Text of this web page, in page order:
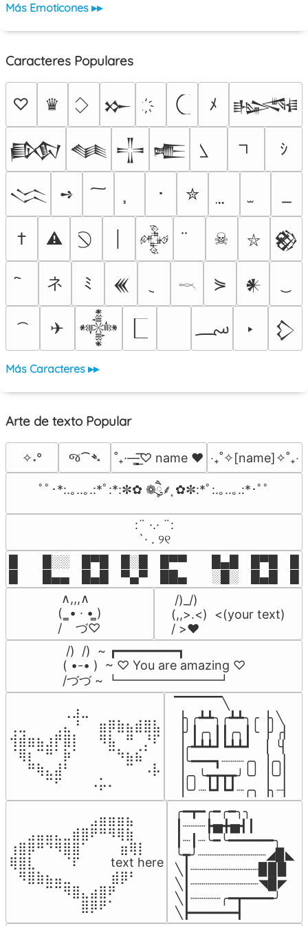
Más Emoticones ▸▸
Caracteres Populares
♡ ♛ 𒁍 ﾒ 𒈙
𒁃 𒈝 𒋲 𒍫 ｼ
𒈱 ➺ ･ ✮
† ⚠ 𒅒 ☠ ⛥ 𒆙
ネ ﾐ 𒌍 𓎖 ⋟ 𒀭
✈ 𒀱 ؄ ‣ 𒁷
Más Caracteres ▸▸
Arte de texto Popular
✧˖° જ⁀➴ ˚₊·—̳͟͞͞♡ name ♥️ ‎‧₊˚✧[name]✧˚₊‧
ﾟﾟ･*:.｡..｡.:*ﾟ:*:✼✿ ❁ཻུ۪۪⸙͎ ✿✼:*ﾟ:.｡..｡.:*･ﾟﾟ
⠀:¨ ·.· ¨:⠀
⠀ `· . ୨୧⠀
█  █░░ █▀█ █░█ █▀▀  █▄█ █▀█
█  █▄▄ █▄█ ▀▄▀ ██▄  ░█░ █▄█
∧,,,∧
(  ̳• · • ̳)
/    づ♡
/)_/)
(,,>.<)  <(your text)
/ >❤️
/)  /)  ~ ┏━━━━━━━━┓
( •-• )  ~ ♡ You are amazing ♡
/づづ ~ ┗━━━━━━━━┛
⠀⠀⠀⠀⠀⠀⢀⣰⣀⠀⠀⠀⠀⠀⠀⠀⠀
⢀⣀⠀⠀⠀⢀⣄⠘⠀⠀⣶⡿⣷⣦⣾⣿⣧
⢺⣾⣶⣦⣰⡟⣿⡇⠀⠀⠻⣧⠀⠛⠀⡘⠏
⠈⢿⡆⠉⠛⠁⡷⠁⠀⠀⠀⠉⠳⣦⣮⠁⠀
⠀⠀⠛⢷⣄⣼⠃⠀⠀⠀⠀⠀⠀⠉⠀⠠⡧
⠀⠀⠀⠀⠉⠋⠀⠀⠀⠠⡥⠄⠀⠀⠀⠀⠀
▔▔▔▔▔╲
▕╮╭┻┻╮╭┻┻╮╭▕╮╲
▕╯┃╭╮┃┃╭╮┃╰▕╯╭▏
▕╭┻┻┻┛┗┻┻┛  ▕  ╰▏
▕╰━━━┓┈┈┈╭╮▕╭╮▏
▕╭╮╰┳┳┳┳╯╰╯▕╰╯▏
▕╰╯┈┗┛┗┛┈╭╮▕╮┈▏
⠀⠀⠀⠀⠀⠀⠀⠀⠀⣠⣶⣶⣶⣦⠀⠀
⠀⠀⣠⣤⣤⣄⣀⣾⣿⠟⠛⠻⢿⣷⠀
⢰⣿⡿⠛⠙⠻⣿⣿⠁⠀⠀ ⠀⣶⢿⡇
⢿⣿⣇⠀⠀⠀⠈⠏⠀⠀⠀ text here
⠀⠻⣿⣷⣦⣤⣀⠀⠀⠀ ⠀⣾⡿⠃⠀
⠀⠀⠀⠀⠉⠉⠻⣿⣄⣴⣿⠟⠀⠀⠀
⠀⠀⠀⠀⠀⠀⠀⠀⣿⡿⠟⠁⠀⠀⠀
╭━┳━╭━╭━╮╮
┃┈┈┈┣▅╋▅┫┃
┃┈┃┈╰━╰━━━━━━╮
╰┳╯┈┈┈┈┈┈┈┈┈◢▉◣
╲┃┈┈┈┈┈┈┈┈┈▉▉▉
╲┃┈┈┈┈┈┈┈┈┈◥▉◤
╲┃┈┈┈┈╭━┳━━━━╯
╲┣━━━━━━┫﻿